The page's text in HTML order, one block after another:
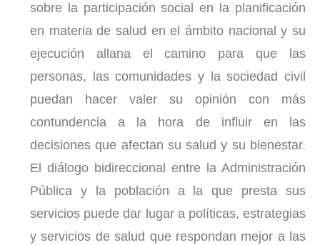
sobre la participación social en la planificación
en materia de salud en el ámbito nacional y su
ejecución allana el camino para que las
personas, las comunidades y la sociedad civil
puedan hacer valer su opinión con más
contundencia a la hora de influir en las
decisiones que afectan su salud y su bienestar.
El diálogo bidireccional entre la Administración
Pública y la población a la que presta sus
servicios puede dar lugar a políticas, estrategias
y servicios de salud que respondan mejor a las